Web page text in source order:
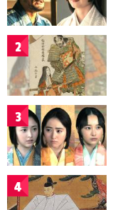
2
3
4